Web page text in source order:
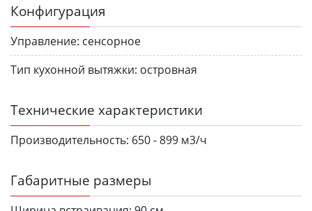
Конфигурация
Управление: сенсорное
Тип кухонной вытяжки: островная
Технические характеристики
Производительность: 650 - 899 м3/ч
Габаритные размеры